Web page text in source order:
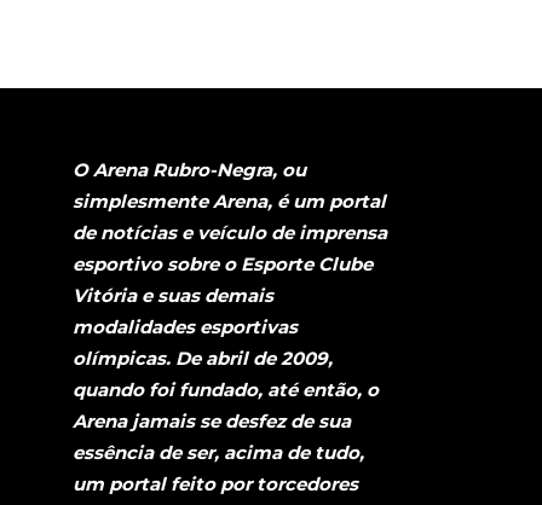
O Arena Rubro-Negra, ou
simplesmente Arena, é um portal
de notícias e veículo de imprensa
esportivo sobre o Esporte Clube
Vitória e suas demais
modalidades esportivas
olímpicas. De abril de 2009,
quando foi fundado, até então, o
Arena jamais se desfez de sua
essência de ser, acima de tudo,
um portal feito por torcedores